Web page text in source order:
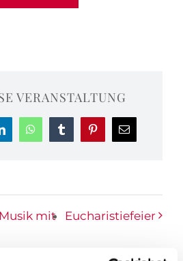
VERANSTALTUNG
WhatsAppTumblrPinterest
E-
Mail
mit
Eucharistiefeier